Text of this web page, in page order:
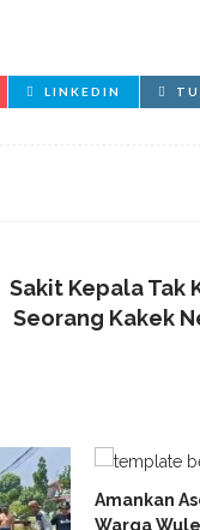
LINKEDIN
Sakit Kepala Tak
Seorang Kakek
Amankan
Warga